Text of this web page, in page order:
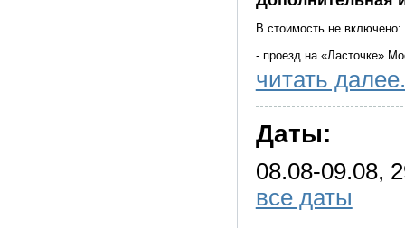
В стоимость не включено:
- проезд на «Ласточке»
Дополнительно
- 2 обеда.
- экскурсия в музей И.И.
Фирма оставляет за
музеев, не уменьшая
читать
Даты:
08.08-09.08,
все даты